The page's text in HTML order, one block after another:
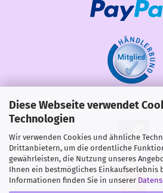
Diese Webseite verwendet
Technologien
Wir verwenden Cookies und ähnliche
Drittanbietern, um die ordentliche
gewährleisten, die Nutzung unseres
Ihnen ein bestmögliches Einkaufserlebnis
Informationen finden Sie in unserer
Share